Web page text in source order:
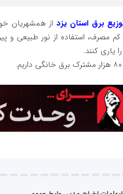
برق استان یزد از همشهریان
کم مصرف، استفاده از نور طبیعی و
یاری کنند.